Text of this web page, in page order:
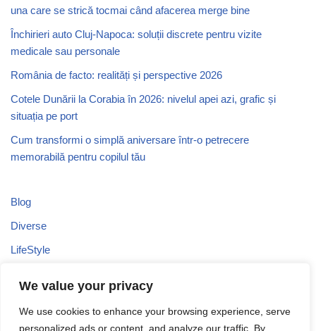
We value your privacy
We use cookies to enhance your browsing experience, serve
personalized ads or content, and analyze our traffic. By
una care se strică tocmai când afacerea merge bine
Închirieri auto Cluj-Napoca: soluții discrete pentru vizite
medicale sau personale
România de facto: realități și perspective 2026
Cotele Dunării la Corabia în 2026: nivelul apei azi, grafic și
situația pe port
Cum transformi o simplă aniversare într-o petrecere
memorabilă pentru copilul tău
Blog
Diverse
LifeStyle